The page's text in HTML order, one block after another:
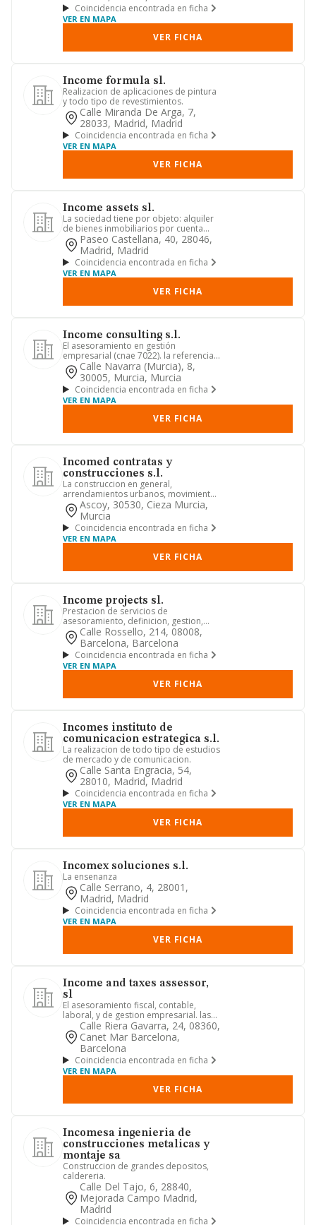
Coincidencia encontrada en ficha
VER EN MAPA
VER FICHA
Income formula sl.
Realizacion de aplicaciones de pintura
y todo tipo de revestimientos.
Calle Miranda De Arga, 7,
28033, Madrid, Madrid
Coincidencia encontrada en ficha
VER EN MAPA
VER FICHA
Income assets sl.
La sociedad tiene por objeto: alquiler
de bienes inmobiliarios por cuenta
propia cnae 6820
Paseo Castellana, 40, 28046,
Madrid, Madrid
Coincidencia encontrada en ficha
VER EN MAPA
VER FICHA
Income consulting s.l.
El asesoramiento en gestión
empresarial (cnae 7022). la referencia a
actividades profesionales a la...
Calle Navarra (murcia), 8,
30005, Murcia, Murcia
Coincidencia encontrada en ficha
VER EN MAPA
VER FICHA
Incomed contratas y
construcciones s.l.
La construccion en general,
arrendamientos urbanos, movimientos
y excavaciones de tierra, promocion...
Ascoy, 30530, Cieza Murcia,
Murcia
Coincidencia encontrada en ficha
VER EN MAPA
VER FICHA
Income projects sl.
Prestacion de servicios de
asesoramiento, definicion, gestion,
revision, seguimiento, evaluacion, d...
Calle Rossello, 214, 08008,
Barcelona, Barcelona
Coincidencia encontrada en ficha
VER EN MAPA
VER FICHA
Incomes instituto de
comunicacion estrategica s.l.
La realizacion de todo tipo de estudios
de mercado y de comunicacion.
Calle Santa Engracia, 54,
28010, Madrid, Madrid
Coincidencia encontrada en ficha
VER EN MAPA
VER FICHA
Incomex soluciones s.l.
La ensenanza
Calle Serrano, 4, 28001,
Madrid, Madrid
Coincidencia encontrada en ficha
VER EN MAPA
VER FICHA
Income and taxes assessor,
sl
El asesoramiento fiscal, contable,
laboral, y de gestion empresarial. las
actividades integrantes d...
Calle Riera Gavarra, 24, 08360,
Canet Mar Barcelona,
Barcelona
Coincidencia encontrada en ficha
VER EN MAPA
VER FICHA
Incomesa ingenieria de
construcciones metalicas y
montaje sa
Construccion de grandes depositos,
caldereria.
Calle Del Tajo, 6, 28840,
Mejorada Campo Madrid,
Madrid
Coincidencia encontrada en ficha